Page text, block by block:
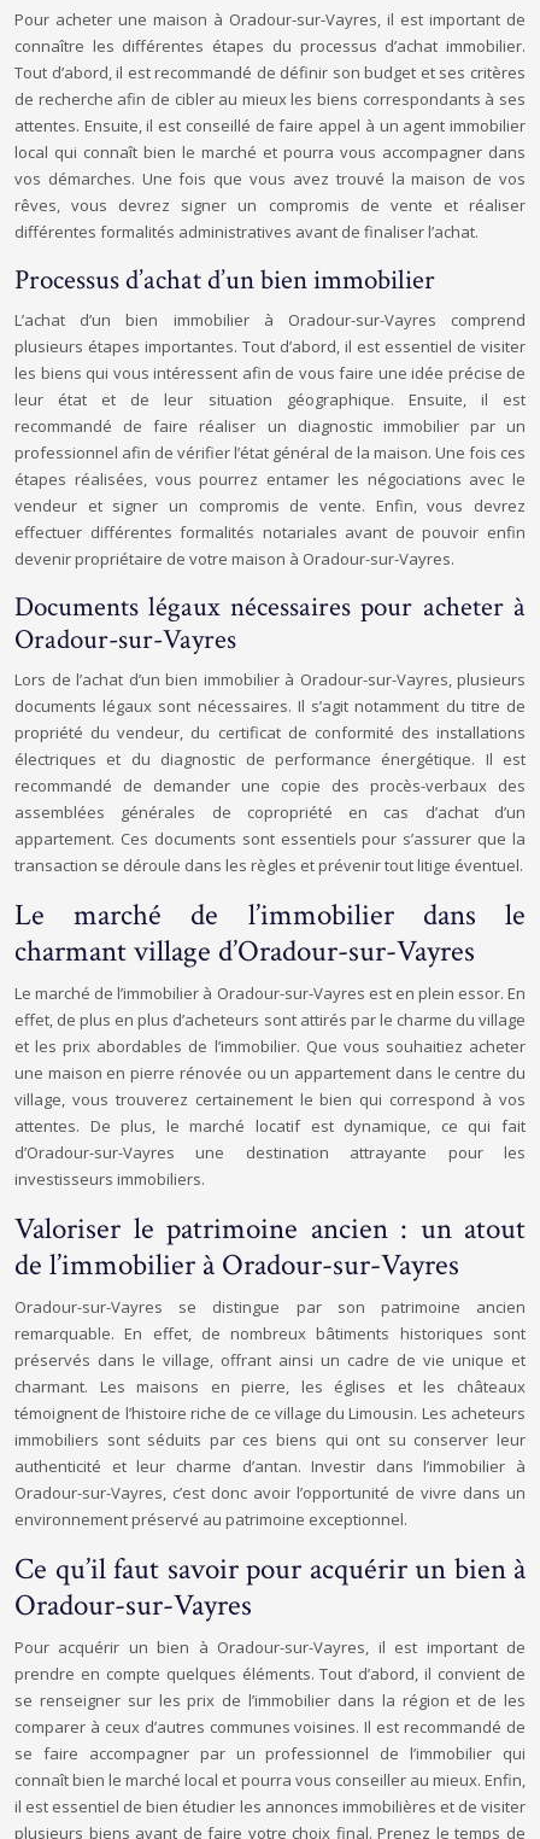
Pour acheter une maison à Oradour-sur-Vayres, il est important de
connaître les différentes étapes du processus d’achat immobilier.
Tout d’abord, il est recommandé de définir son budget et ses critères
de recherche afin de cibler au mieux les biens correspondants à ses
attentes. Ensuite, il est conseillé de faire appel à un agent immobilier
local qui connaît bien le marché et pourra vous accompagner dans
vos démarches. Une fois que vous avez trouvé la maison de vos
rêves, vous devrez signer un compromis de vente et réaliser
différentes formalités administratives avant de finaliser l’achat.
Processus d’achat d’un bien immobilier
L’achat d’un bien immobilier à Oradour-sur-Vayres comprend
plusieurs étapes importantes. Tout d’abord, il est essentiel de visiter
les biens qui vous intéressent afin de vous faire une idée précise de
leur état et de leur situation géographique. Ensuite, il est
recommandé de faire réaliser un diagnostic immobilier par un
professionnel afin de vérifier l’état général de la maison. Une fois ces
étapes réalisées, vous pourrez entamer les négociations avec le
vendeur et signer un compromis de vente. Enfin, vous devrez
effectuer différentes formalités notariales avant de pouvoir enfin
devenir propriétaire de votre maison à Oradour-sur-Vayres.
Documents légaux nécessaires pour acheter à
Oradour-sur-Vayres
Lors de l’achat d’un bien immobilier à Oradour-sur-Vayres, plusieurs
documents légaux sont nécessaires. Il s’agit notamment du titre de
propriété du vendeur, du certificat de conformité des installations
électriques et du diagnostic de performance énergétique. Il est
recommandé de demander une copie des procès-verbaux des
assemblées générales de copropriété en cas d’achat d’un
appartement. Ces documents sont essentiels pour s’assurer que la
transaction se déroule dans les règles et prévenir tout litige éventuel.
Le marché de l’immobilier dans le
charmant village d’Oradour-sur-Vayres
Le marché de l’immobilier à Oradour-sur-Vayres est en plein essor. En
effet, de plus en plus d’acheteurs sont attirés par le charme du village
et les prix abordables de l’immobilier. Que vous souhaitiez acheter
une maison en pierre rénovée ou un appartement dans le centre du
village, vous trouverez certainement le bien qui correspond à vos
attentes. De plus, le marché locatif est dynamique, ce qui fait
d’Oradour-sur-Vayres une destination attrayante pour les
investisseurs immobiliers.
Valoriser le patrimoine ancien : un atout
de l’immobilier à Oradour-sur-Vayres
Oradour-sur-Vayres se distingue par son patrimoine ancien
remarquable. En effet, de nombreux bâtiments historiques sont
préservés dans le village, offrant ainsi un cadre de vie unique et
charmant. Les maisons en pierre, les églises et les châteaux
témoignent de l’histoire riche de ce village du Limousin. Les acheteurs
immobiliers sont séduits par ces biens qui ont su conserver leur
authenticité et leur charme d’antan. Investir dans l’immobilier à
Oradour-sur-Vayres, c’est donc avoir l’opportunité de vivre dans un
environnement préservé au patrimoine exceptionnel.
Ce qu’il faut savoir pour acquérir un bien à
Oradour-sur-Vayres
Pour acquérir un bien à Oradour-sur-Vayres, il est important de
prendre en compte quelques éléments. Tout d’abord, il convient de
se renseigner sur les prix de l’immobilier dans la région et de les
comparer à ceux d’autres communes voisines. Il est recommandé de
se faire accompagner par un professionnel de l’immobilier qui
connaît bien le marché local et pourra vous conseiller au mieux. Enfin,
il est essentiel de bien étudier les annonces immobilières et de visiter
plusieurs biens avant de faire votre choix final. Prenez le temps de